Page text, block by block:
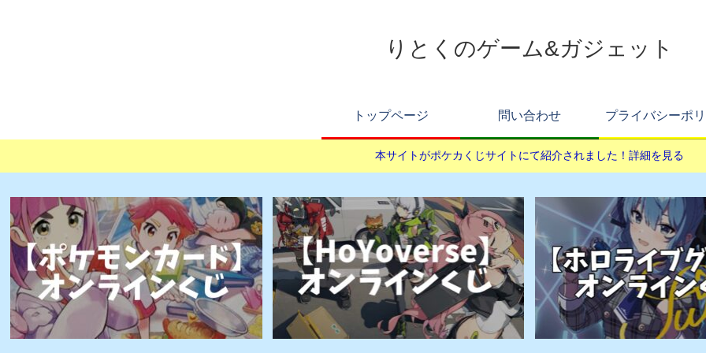
りとくのゲーム&ガジェット
トップページ 問い合わせ プライバシーポ
本サイトがポケカくじサイトにて紹介されました！詳細を見る